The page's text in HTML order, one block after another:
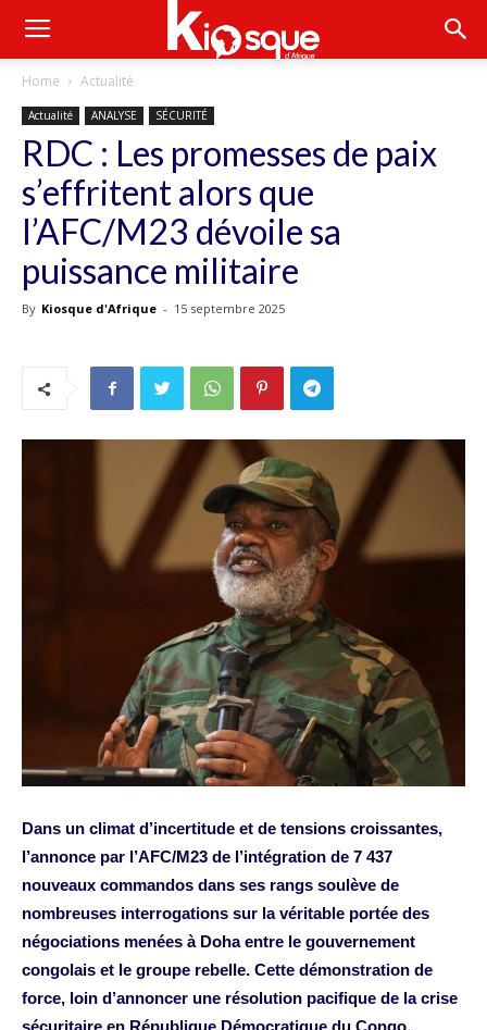
Home Actualité
Actualité ANALYSE SÉCURITÉ
RDC : Les promesses de paix
s’effritent alors que
l’AFC/M23 dévoile sa
puissance militaire
By Kiosque d'Afrique - 15 septembre 2025
Dans un climat d’incertitude et de tensions croissantes,
l’annonce par l’AFC/M23 de l’intégration de 7 437
nouveaux commandos dans ses rangs soulève de
nombreuses interrogations sur la véritable portée des
négociations menées à Doha entre le gouvernement
congolais et le groupe rebelle. Cette démonstration de
force, loin d’annoncer une résolution pacifique de la crise
sécuritaire en République Démocratique du Congo,